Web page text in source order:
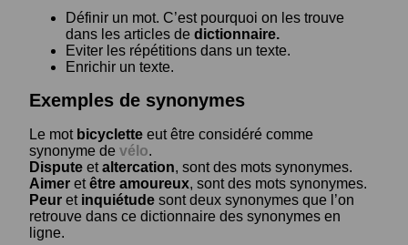
Définir un mot. C’est pourquoi on les trouve
dans les articles de dictionnaire.
Eviter les répétitions dans un texte.
Enrichir un texte.
Exemples de synonymes
Le mot bicyclette eut être considéré comme
synonyme de vélo.
Dispute etaltercation, sont des mots synonymes.
Aimer etêtre amoureux, sont des mots synonymes.
Peur et inquiétude sont deux synonymes que l’on
retrouve dans ce dictionnaire des synonymes en
ligne.